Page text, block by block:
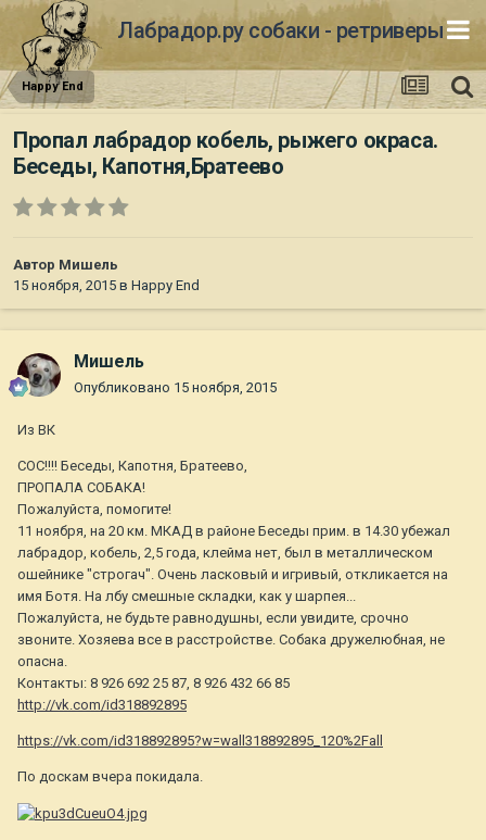
Лабрадор.ру собаки - ретриверы
Happy End
Пропал лабрадор кобель, рыжего окраса.
Беседы, Капотня,Братеево
Автор Мишель
15 ноября, 2015 в Happy End
Мишель
Опубликовано 15 ноября, 2015
Из ВК
СОС!!!! Беседы, Капотня, Братеево,
ПРОПАЛА СОБАКА!
Пожалуйста, помогите!
11 ноября, на 20 км. МКАД в районе Беседы прим. в 14.30 убежал
лабрадор, кобель, 2,5 года, клейма нет, был в металлическом
ошейнике "строгач". Очень ласковый и игривый, откликается на
имя Ботя. На лбу смешные складки, как у шарпея...
Пожалуйста, не будьте равнодушны, если увидите, срочно
звоните. Хозяева все в расстройстве. Собака дружелюбная, не
опасна.
Контакты: 8 926 692 25 87, 8 926 432 66 85
http://vk.com/id318892895
https://vk.com/id318892895?w=wall318892895_120%2Fall
По доскам вчера покидала.